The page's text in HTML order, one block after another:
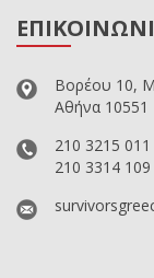
Βορέου 10,
Αθήνα 10551
210 3215 011
210 3314 109